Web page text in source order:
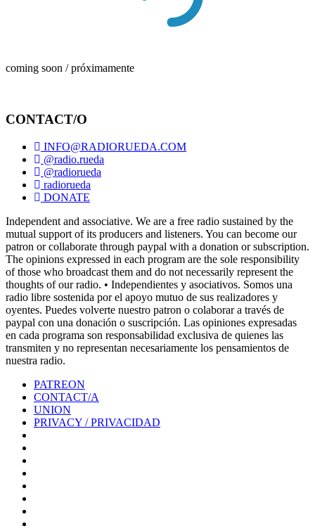
coming soon / próximamente
CONTACT/O
INFO@RADIORUEDA.COM
@radio.rueda
@radiorueda
radiorueda
DONATE
Independent and associative. We are a free radio sustained by the
mutual support of its producers and listeners. You can become our
patron or collaborate through paypal with a donation or subscription.
The opinions expressed in each program are the sole responsibility
of those who broadcast them and do not necessarily represent the
thoughts of our radio. • Independientes y asociativos. Somos una
radio libre sostenida por el apoyo mutuo de sus realizadores y
oyentes. Puedes volverte nuestro patron o colaborar a través de
paypal con una donación o suscripción. Las opiniones expresadas
en cada programa son responsabilidad exclusiva de quienes las
transmiten y no representan necesariamente los pensamientos de
nuestra radio.
PATREON
CONTACT/A
UNION
PRIVACY / PRIVACIDAD